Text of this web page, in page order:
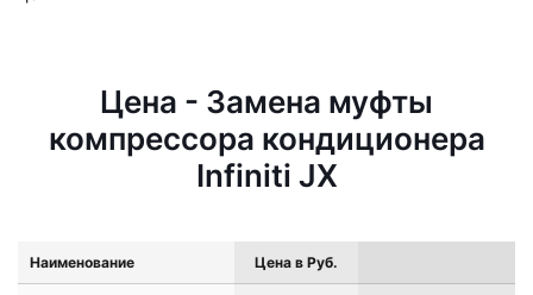
Цена - Замена муфты
компрессора кондиционера
Infiniti JX
Наименование Цена в Руб.